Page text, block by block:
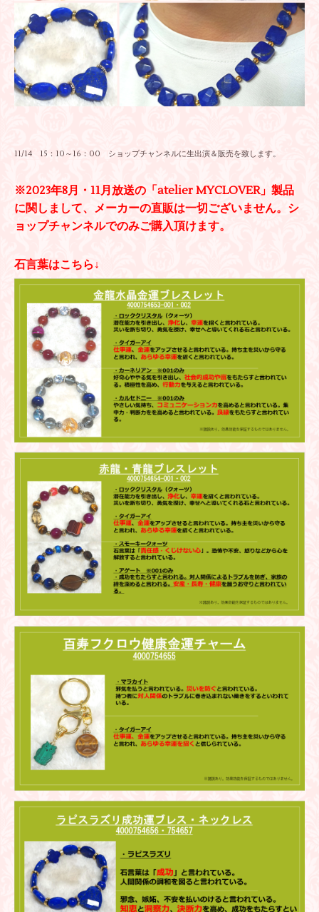
11/14 15：10～16：00 ショップチャンネルに生出演＆販売を致します。
※2023年8月・11月放送の「atelier MYCLOVER」製品
に関しまして、メーカーの直販は一切ございません。シ
ョップチャンネルでのみご購入頂けます。
石言葉はこちら↓